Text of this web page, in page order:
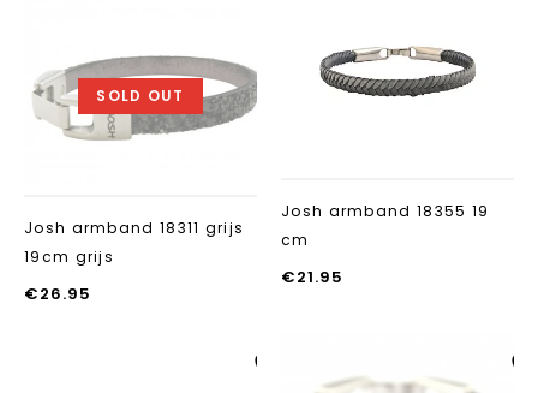
SOLD OUT
Josh armband 18311 grijs
19cm grijs
€26.95
Josh armband 18355 19
cm
€21.95